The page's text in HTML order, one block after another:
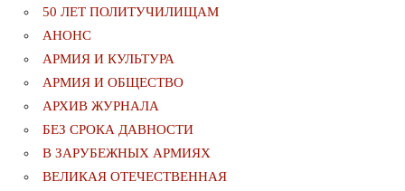
50 ЛЕТ ПОЛИТУЧИЛИЩАМ
АНОНС
АРМИЯ И КУЛЬТУРА
АРМИЯ И ОБЩЕСТВО
АРХИВ ЖУРНАЛА
БЕЗ СРОКА ДАВНОСТИ
В ЗАРУБЕЖНЫХ АРМИЯХ
ВЕЛИКАЯ ОТЕЧЕСТВЕННАЯ